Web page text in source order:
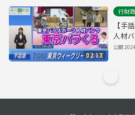
02:13
行財
【手
人材
（令
公開